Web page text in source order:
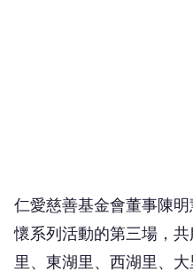
仁愛慈善基金會董事陳
懷系列活動的第三場，
里、東湖里、西湖里、